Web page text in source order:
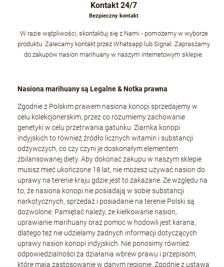
Kontakt 24/7
Bezpieczny kontakt
W razie wątpliwości, skontaktuj się z Nami - pomożemy w wyborze
produktu. Zalecamy kontakt przez Whatsapp lub Signal. Zapraszamy
do zakupów nasion marihuany w naszym internetowym sklepie.
Nasiona marihuany są Legalne & Notka prawna
Zgodnie z Polskim prawem nasiona konopi sprzedajemy w
celu kolekcjonerskim, przez co rozumiemy zachowanie
genetyki w celu przetrwania gatunku. Ziarnka konopi
indyjskich to również źródło licznych witamin i substancji
odżywczych, co czy czyni je doskonałym elementem
zbilansowanej diety. Aby dokonać zakupu w naszym sklepie
musisz mieć ukończone 18 lat, nie możesz używać nasion do
uprawy na terenie kraju gdzie jest to zakazane. Ze względu na
to, że nasiona konopi nie posiadają w sobie substancji
narkotycznych, sprzedaż i posiadanie na terenie Polski są
dozwolone. Pamiętać należy, że kiełkowanie nasion,
uprawianie marihuany oraz pomoc w hodowli jest karana,
dlatego też nie udzielamy żadnych informacji dotyczących
uprawy nasion konopi indyjskich. Nie ponosimy również
odpowiedzialności za działania wbrew prawu i przepisom,
które mają zastosowanie w danym regionie. Zgodnie z ustawą